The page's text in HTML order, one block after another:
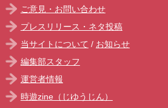
ご意見・お問い合わせ
プレスリリース・ネタ投稿
当サイトについて / お知らせ
編集部スタッフ
運営者情報
時遊zine（じゆうじん）